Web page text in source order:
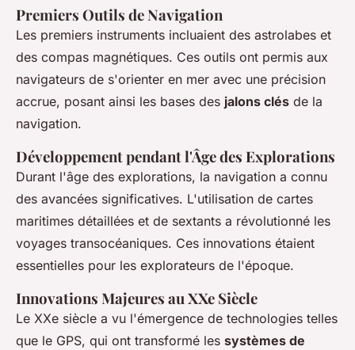
Premiers Outils de Navigation
Les premiers instruments incluaient des astrolabes et
des compas magnétiques. Ces outils ont permis aux
navigateurs de s'orienter en mer avec une précision
accrue, posant ainsi les bases des jalons clés de la
navigation.
Développement pendant l'Âge des Explorations
Durant l'âge des explorations, la navigation a connu
des avancées significatives. L'utilisation de cartes
maritimes détaillées et de sextants a révolutionné les
voyages transocéaniques. Ces innovations étaient
essentielles pour les explorateurs de l'époque.
Innovations Majeures au XXe Siècle
Le XXe siècle a vu l'émergence de technologies telles
que le GPS, qui ont transformé les systèmes de